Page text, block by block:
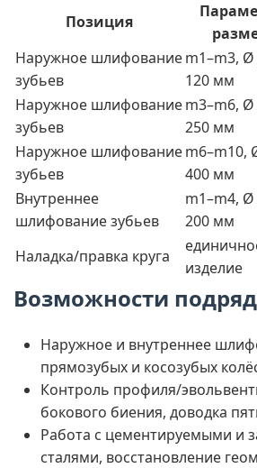
Позиция
Наружное шлифование
зубьев
m1–m3, Ø
120 мм
Наружное шлифование
зубьев
m3–m6, Ø
250 мм
Наружное шлифование
зубьев
m6–m10,
400 мм
Внутреннее
шлифование зубьев
m1–m4, Ø
200 мм
Наладка/правка круга
изделие
Возможности
Наружное и внутреннее
прямозубых и косозубых
Контроль профиля/
бокового биения, доводка
Работа с цементируемыми и
сталями, восстановление